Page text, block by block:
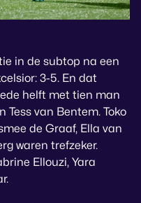
in de subtop na een
3-5. En dat
helft met tien man
van Bentem. Toko
de Graaf, Ella van
waren trefzeker.
Ellouzi, Yara